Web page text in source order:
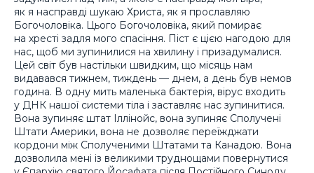
як я насправді шукаю Христа, як я прославляю
Богочоловіка. Цього Богочоловіка, який помирає
на хресті задля мого спасіння. Піст є цією нагодою для
нас, щоб ми зупинилися на хвилину і призадумалися.
Цей світ був настільки швидким, що місяць нам
видавався тижнем, тиждень — днем, а день був немов
година. В одну мить маленька бактерія, вірус входить
у ДНК нашої системи тіла і заставляє нас зупинитися.
Вона зупиняє штат Іллінойс, вона зупиняє Сполучені
Штати Америки, вона не дозволяє переїжджати
кордони між Сполученими Штатами та Канадою. Вона
дозволила мені із великими труднощами повернутися